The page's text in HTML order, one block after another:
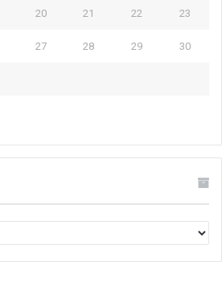
20 21 22 23
27 28 29 30